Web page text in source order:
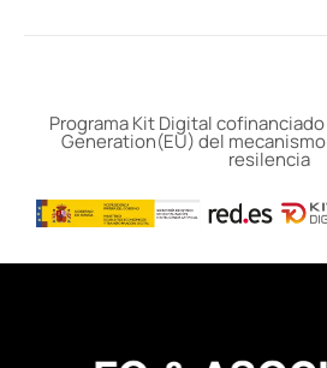
Programa Kit Digital
Generation(EU) del
resilencia